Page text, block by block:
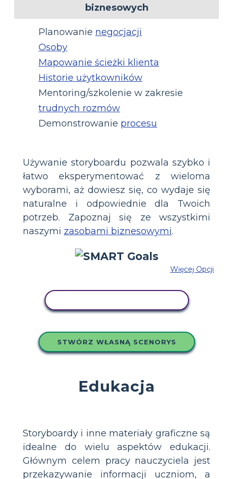
biznesowych
Planowanie negocjacji
Osoby
Mapowanie ścieżki klienta
Historie użytkowników
Mentoring/szkolenie w zakresie
trudnych rozmów
Demonstrowanie procesu
Używanie storyboardu pozwala szybko i
łatwo eksperymentować z wieloma
wyborami, aż dowiesz się, co wydaje się
naturalne i odpowiednie dla Twoich
potrzeb. Zapoznaj się ze wszystkimi
naszymi zasobami biznesowymi.
Więcej Opcji
STWÓRZ WŁASNĄ SCENORYS
Edukacja
Storyboardy i inne materiały graficzne są
idealne do wielu aspektów edukacji.
Głównym celem pracy nauczyciela jest
przekazywanie informacji uczniom, a